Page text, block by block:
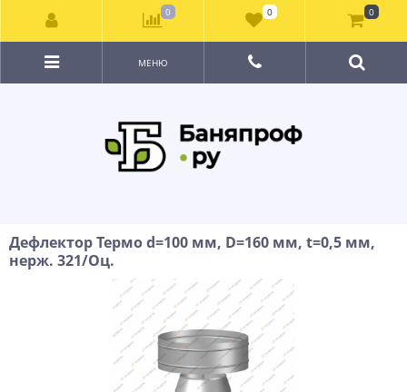
МЕНЮ
Дефлектор Термо d=100 мм, D=160 мм, t=0,5 мм,
нерж. 321/Оц.
0 0 0